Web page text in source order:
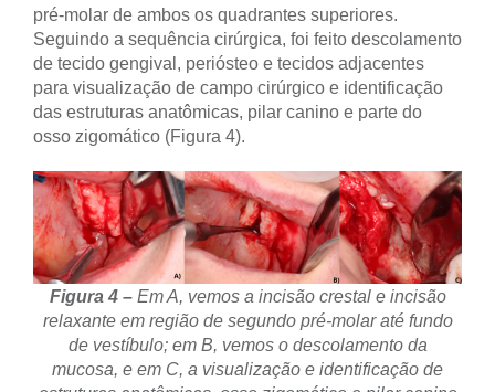
pré-molar de ambos os quadrantes superiores.
Seguindo a sequência cirúrgica, foi feito descolamento
de tecido gengival, periósteo e tecidos adjacentes
para visualização de campo cirúrgico e identificação
das estruturas anatômicas, pilar canino e parte do
osso zigomático (Figura 4).
Figura 4 –Em A, vemos a incisão crestal e incisão
relaxante em região de segundo pré-molar até fundo
de vestíbulo; em B, vemos o descolamento da
mucosa, e em C, a visualização e identificação de